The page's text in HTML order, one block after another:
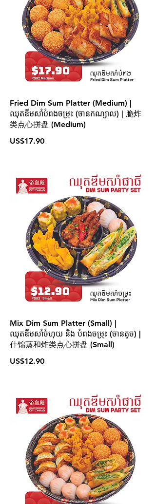
Fried Dim Sum Platter (Medium) |
ឈុតឌីមសាំបំពងចម្រុះ (ចា​នកណ្សាល) | 脆炸
类点心拼盘 (Medium)
US$17.90
Mix Dim Sum Platter (Small) |
ឈុតឌីមសាំចំហុយ និង បំពងចម្រុះ (ចានតូច) |
什锦蒸和炸类点心拼盘 (Small)
US$12.90